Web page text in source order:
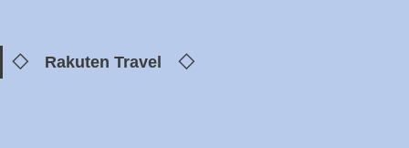
◇ Rakuten Travel ◇